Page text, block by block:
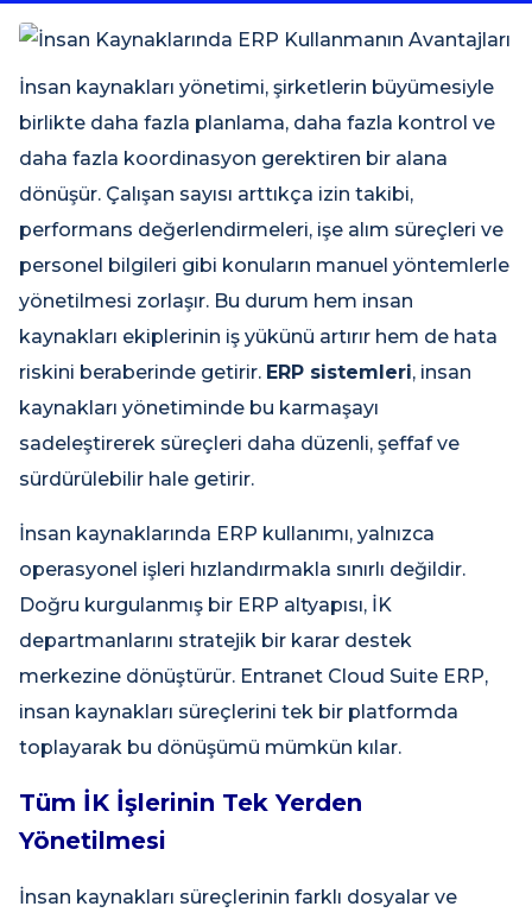
İnsan kaynakları yönetimi, şirketlerin büyümesiyle
birlikte daha fazla planlama, daha fazla kontrol ve
daha fazla koordinasyon gerektiren bir alana
dönüşür. Çalışan sayısı arttıkça izin takibi,
performans değerlendirmeleri, işe alım süreçleri ve
personel bilgileri gibi konuların manuel yöntemlerle
yönetilmesi zorlaşır. Bu durum hem insan
kaynakları ekiplerinin iş yükünü artırır hem de hata
riskini beraberinde getirir. ERP sistemleri, insan
kaynakları yönetiminde bu karmaşayı
sadeleştirerek süreçleri daha düzenli, şeffaf ve
sürdürülebilir hale getirir.
İnsan kaynaklarında ERP kullanımı, yalnızca
operasyonel işleri hızlandırmakla sınırlı değildir.
Doğru kurgulanmış bir ERP altyapısı, İK
departmanlarını stratejik bir karar destek
merkezine dönüştürür. Entranet Cloud Suite ERP,
insan kaynakları süreçlerini tek bir platformda
toplayarak bu dönüşümü mümkün kılar.
Tüm İK İşlerinin Tek Yerden
Yönetilmesi
İnsan kaynakları süreçlerinin farklı dosyalar ve